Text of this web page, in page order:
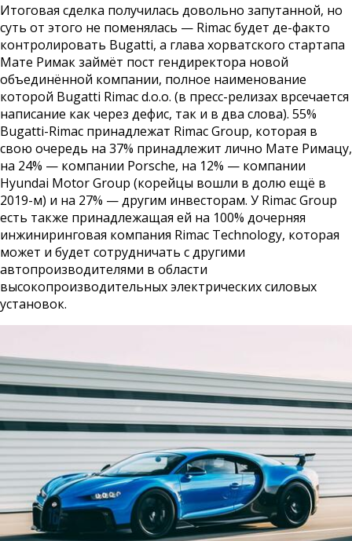
Итоговая сделка получилась довольно запутанной, но
суть от этого не поменялась — Rimac будет де-факто
контролировать Bugatti, а глава хорватского стартапа
Мате Римак займёт пост гендиректора новой
объединённой компании, полное наименование
которой Bugatti Rimac d.o.o. (в пресс-релизах врсечается
написание как через дефис, так и в два слова). 55%
Bugatti-Rimac принадлежат Rimac Group, которая в
свою очередь на 37% принадлежит лично Мате Римацу,
на 24% — компании Porsche, на 12% — компании
Hyundai Motor Group (корейцы вошли в долю ещё в
2019-м) и на 27% — другим инвесторам. У Rimac Group
есть также принадлежащая ей на 100% дочерняя
инжиниринговая компания Rimac Technology, которая
может и будет сотрудничать с другими
автопроизводителями в области
высокопроизводительных электрических силовых
установок.